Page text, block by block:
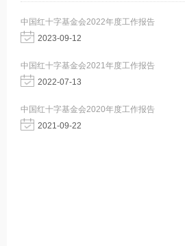
中国红十字基金会2022年度工作报告
2023-09-12
中国红十字基金会2021年度工作报告
2022-07-13
中国红十字基金会2020年度工作报告
2021-09-22